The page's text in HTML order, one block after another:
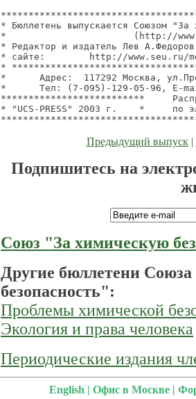
* Бюллетень выпускается Союзом
*                       (http://
* Редактор и издатель Лев
* сайте:        http://www.seu.ru/
*
*      Адрес:  117292 Москва,
*      Тел: (7-095)-129-05-96, E-
**************************
* "UCS-PRESS" 2003 г.    *     по
Предыдущий выпуск|
Подпишитесь на
Союз "За химическую
Другие бюллетени
безопасность":
Проблемы химической
Экология и права человека
Периодические издания
English | Офис в Москве |